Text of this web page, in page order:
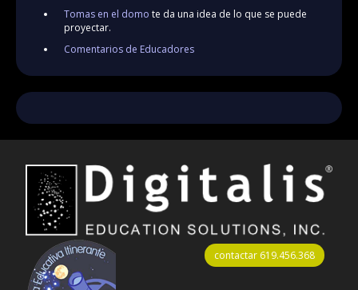
Tomas en el domo te da una idea de lo que se puede
proyectar.
Comentarios de Educadores
contactar 619.456.368